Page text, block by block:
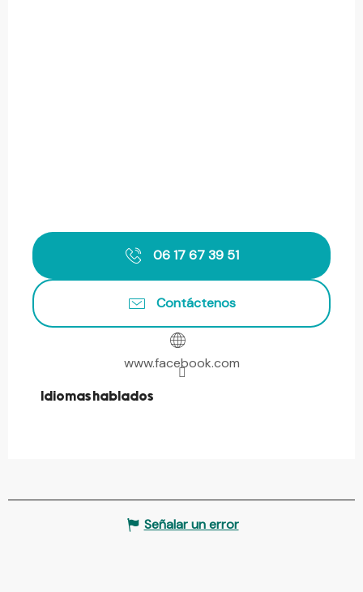
06 17 67 39 51
Contáctenos
www.facebook.com
Idiomas hablados
Idiomas hablados
Señalar un error